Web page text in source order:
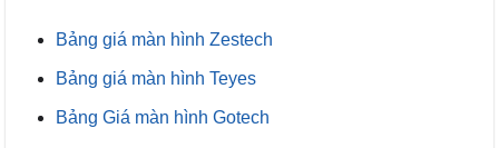
Bảng giá màn hình Zestech
Bảng giá màn hình Teyes
Bảng Giá màn hình Gotech